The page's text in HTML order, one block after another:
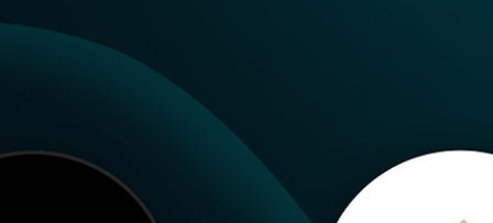
investimentos no Brasil